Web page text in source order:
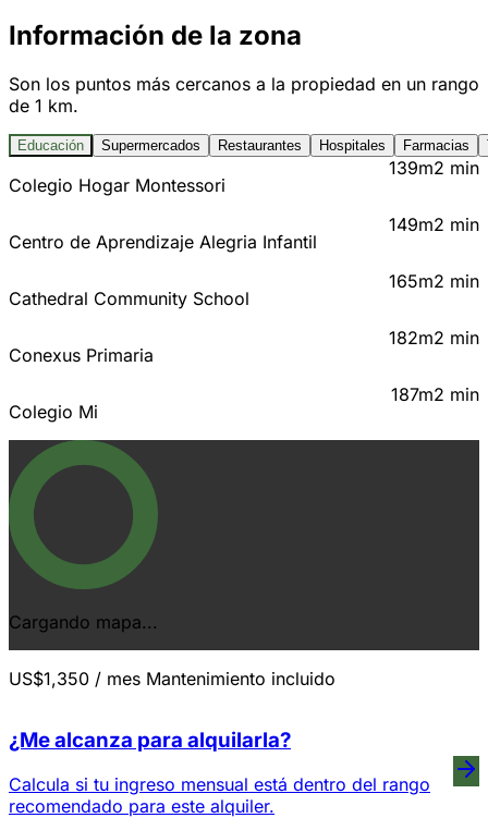
Información de la zona
Son los puntos más cercanos a la propiedad en un rango
de 1 km.
Educación Supermercados Restaurantes Hospitales Farmacias
Colegio Hogar Montessori
139m2 min
Centro de Aprendizaje Alegria Infantil
149m2 min
Cathedral Community School
165m2 min
Conexus Primaria
182m2 min
Colegio Mi
187m2 min
Cargando mapa...
US$1,350 / mes Mantenimiento incluido
¿Me alcanza para alquilarla?
Calcula si tu ingreso mensual está dentro del rango
recomendado para este alquiler.